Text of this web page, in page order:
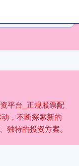
平台_正规股票配
，不断探索新的
独特的投资方案。